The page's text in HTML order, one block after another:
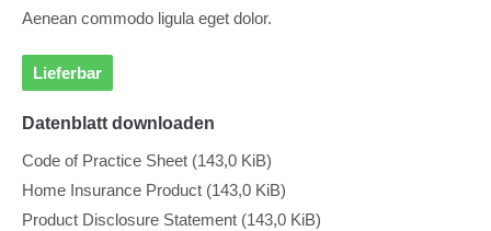
Aenean commodo ligula eget dolor.
Lieferbar
Datenblatt downloaden
Code of Practice Sheet (143,0 KiB)
Home Insurance Product (143,0 KiB)
Product Disclosure Statement (143,0 KiB)